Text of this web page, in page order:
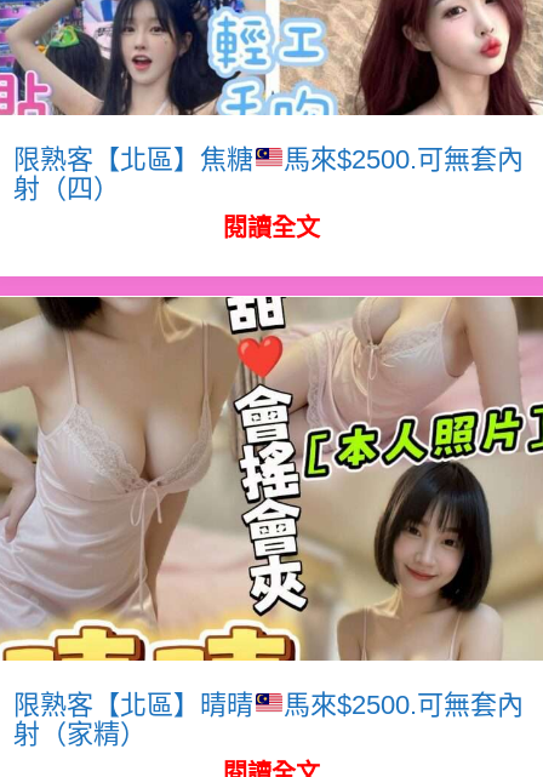
限熟客【北區】焦糖
馬來$2500.可無套內
射（四）
閱讀全文
限熟客【北區】晴晴
馬來$2500.可無套內
射（家精）